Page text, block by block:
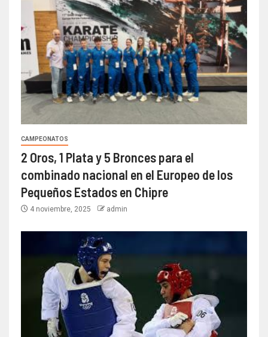
CAMPEONATOS
2 Oros, 1 Plata y 5 Bronces para el
combinado nacional en el Europeo de los
Pequeños Estados en Chipre
4 noviembre, 2025 admin